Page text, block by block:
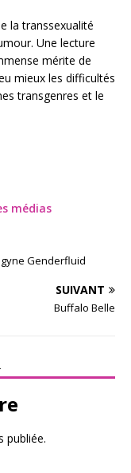
la transsexualité
Une lecture
mérite de
mieux les difficultés
transgenres et le
médias
Genderfluid
SUIVANT
Buffalo Belle
publiée.